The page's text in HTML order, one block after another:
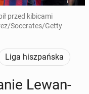
przed kibicami
Soccrates/Getty
Liga hiszpańska
Le­wan­